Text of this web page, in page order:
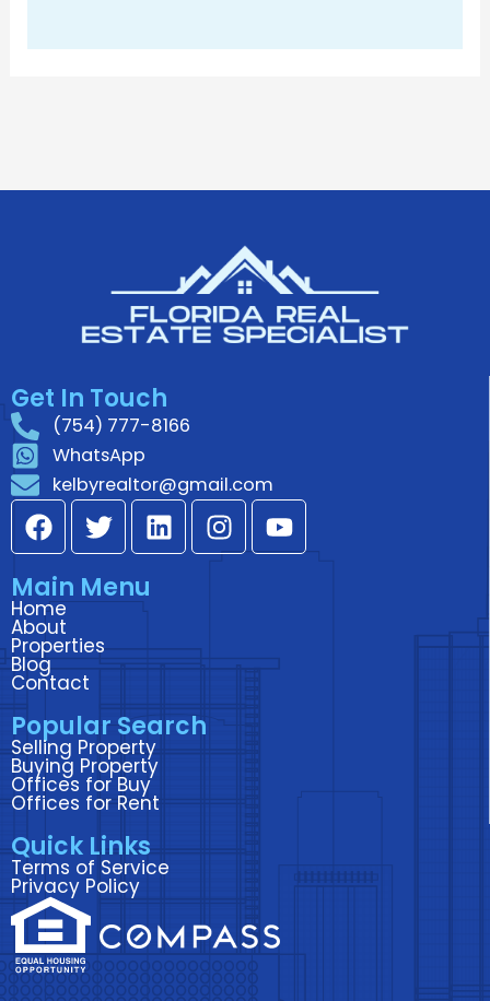
Get In Touch
(754) 777-8166
WhatsApp
kelbyrealtor@gmail.com
F
a
e
b
o
o
T
w
t
e
r
L
i
d
i
n
I
n
r
a
m
Y
o
e
Main Menu
Home
About
Properties
Blog
Contact
Popular Search
Selling Property
Buying Property
Offices for Buy
Offices for Rent
Quick Links
Terms of Service
Privacy Policy